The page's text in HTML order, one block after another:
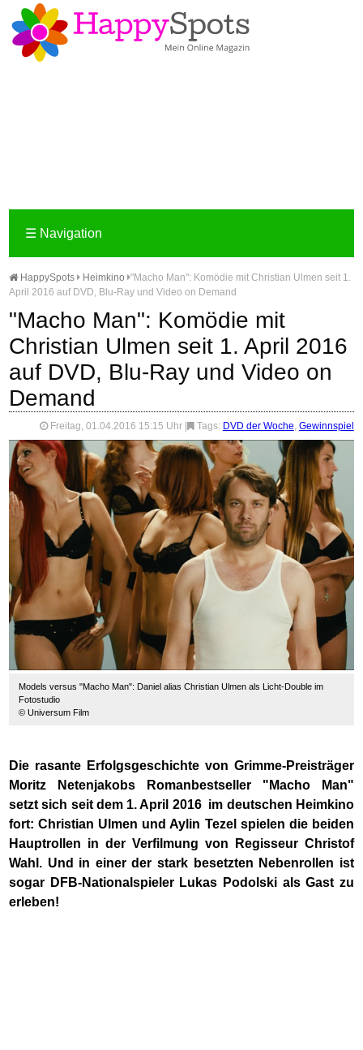
☰ Navigation
HappySpots Heimkino "Macho Man": Komödie mit Christian Ulmen seit 1.
April 2016 auf DVD, Blu-Ray und Video on Demand
"Macho Man": Komödie mit
Christian Ulmen seit 1. April 2016
auf DVD, Blu-Ray und Video on
Demand
Freitag, 01.04.2016 15:15 Uhr Tags: DVD der Woche, Gewinnspiel
Models versus "Macho Man": Daniel alias Christian Ulmen als Licht-Double im
Fotostudio
© Universum Film
Die rasante Erfolgsgeschichte von Grimme-Preisträger
Moritz Netenjakobs Romanbestseller "Macho Man"
setzt sich seit dem 1. April 2016 im deutschen Heimkino
fort: Christian Ulmen und Aylin Tezel spielen die beiden
Hauptrollen in der Verfilmung von Regisseur Christof
Wahl. Und in einer der stark besetzten Nebenrollen ist
sogar DFB-Nationalspieler Lukas Podolski als Gast zu
erleben!